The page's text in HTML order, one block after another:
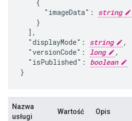
    {
      "imageData":
string
    }
  ],
  "displayMode":
string
,
  "versionCode":
long
,
  "isPublished":
boolean
}
Nazwa
usługi
Wartość Opis